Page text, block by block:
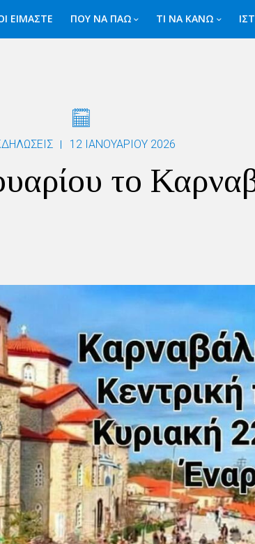
ΕΙΜΑΣΤΕ ΠΟΥ ΝΑ ΠΑΩ ΤΙ ΝΑ ΚΑΝΩ
12 ΙΑΝΟΥΑΡΊΟΥ 2026
το